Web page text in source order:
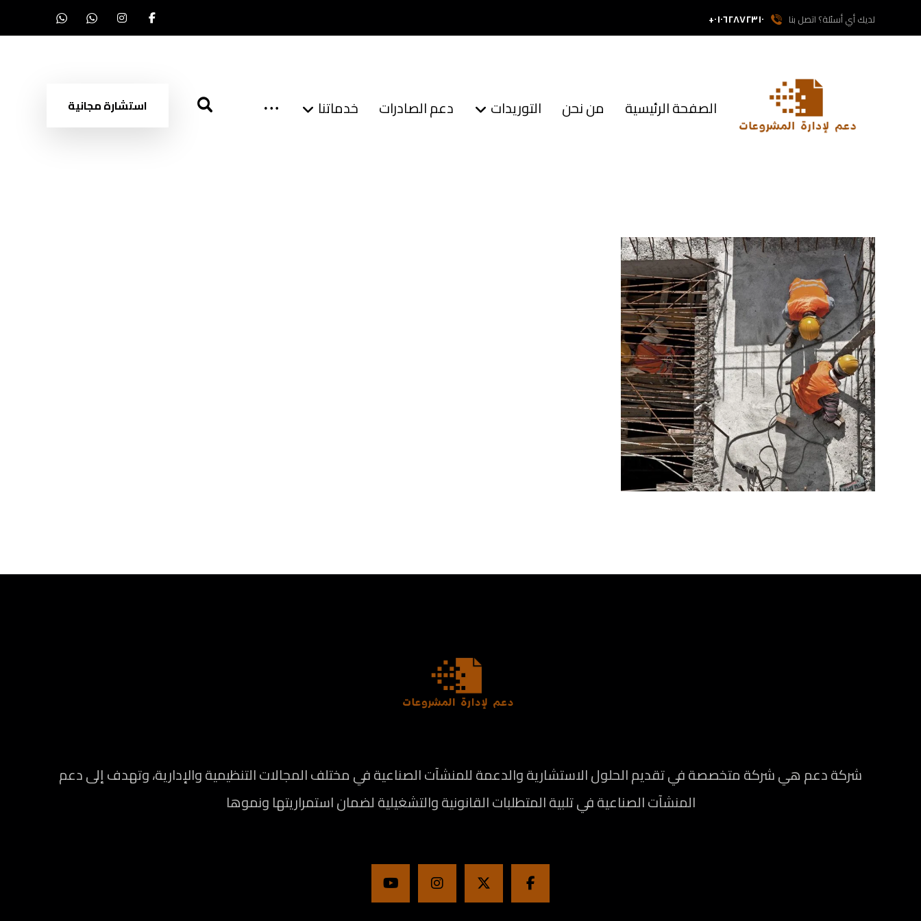
لديك أي أسئلة؟ اتصل بنا ٠١٠٦٢٨٧٢٣١٠+
استشارة مجانية الصفحة الرئيسية من نحن التوريدات دعم الصادرات خدماتنا
شركة دعم هي شركة متخصصة في تقديم الحلول الاستشارية والدعمة للمنشآت الصناعية في مختلف المجالات التنظيمية والإدارية، وتهدف إلى دعم
المنشآت الصناعية في تلبية المتطلبات القانونية والتشغيلية لضمان استمراريتها ونموها